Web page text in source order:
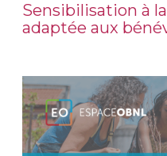
Sensibilisation à
adaptée aux